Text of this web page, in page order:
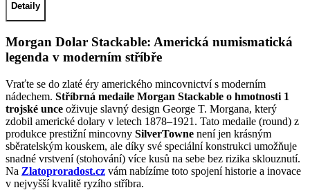
Detaily
Morgan Dolar Stackable: Americká numismatická
legenda v moderním stříbře
Vraťte se do zlaté éry amerického mincovnictví s moderním
nádechem. Stříbrná medaile Morgan Stackable o hmotnosti 1
trojské unce oživuje slavný design George T. Morgana, který
zdobil americké dolary v letech 1878–1921. Tato medaile (round) z
produkce prestižní mincovny SilverTowne není jen krásným
sběratelským kouskem, ale díky své speciální konstrukci umožňuje
snadné vrstvení (stohování) více kusů na sebe bez rizika sklouznutí.
Na Zlatoproradost.cz vám nabízíme toto spojení historie a inovace
v nejvyšší kvalitě ryzího stříbra.